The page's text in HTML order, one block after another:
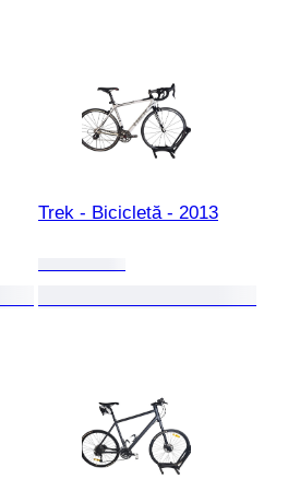
Trek - Bicicletă - 2013